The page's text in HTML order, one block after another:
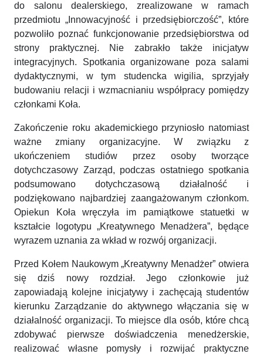
do salonu dealerskiego, zrealizowane w ramach
przedmiotu „Innowacyjność i przedsiębiorczość”, które
pozwoliło poznać funkcjonowanie przedsiębiorstwa od
strony praktycznej. Nie zabrakło także inicjatyw
integracyjnych. Spotkania organizowane poza salami
dydaktycznymi, w tym studencka wigilia, sprzyjały
budowaniu relacji i wzmacnianiu współpracy pomiędzy
członkami Koła.
Zakończenie roku akademickiego przyniosło natomiast
ważne zmiany organizacyjne. W związku z
ukończeniem studiów przez osoby tworzące
dotychczasowy Zarząd, podczas ostatniego spotkania
podsumowano dotychczasową działalność i
podziękowano najbardziej zaangażowanym członkom.
Opiekun Koła wręczyła im pamiątkowe statuetki w
kształcie logotypu „Kreatywnego Menadżera”, będące
wyrazem uznania za wkład w rozwój organizacji.
Przed Kołem Naukowym „Kreatywny Menadżer” otwiera
się dziś nowy rozdział. Jego członkowie już
zapowiadają kolejne inicjatywy i zachęcają studentów
kierunku Zarządzanie do aktywnego włączania się w
działalność organizacji. To miejsce dla osób, które chcą
zdobywać pierwsze doświadczenia menedżerskie,
realizować własne pomysły i rozwijać praktyczne